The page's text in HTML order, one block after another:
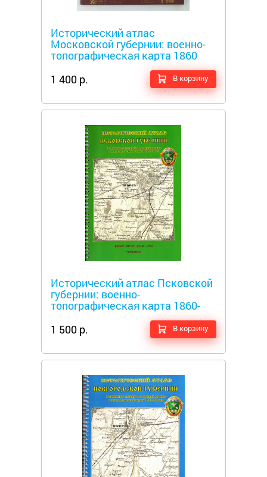
Исторический атлас
Московской губернии: военно-
топографическая карта 1860
1 400 р.
В корзину
Исторический атлас Псковской
губернии: военно-
топографическая карта 1860-
1 500 р.
В корзину